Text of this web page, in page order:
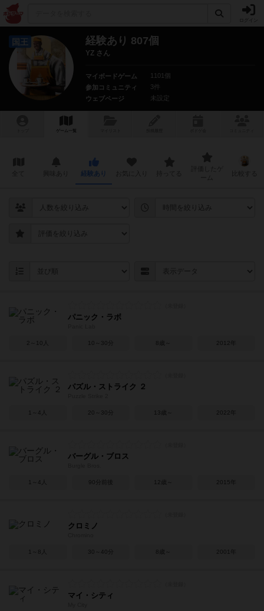
国王 経験あり 807個
YZ さん
マイボードゲーム
1101個
参加コミュニティ
3件
ウェブページ
未設定
ゲーム一覧
経験あり
パニック・ラボ
2～10人 10～30分 8歳～ 2012年
パズル・ストライク ２
1～4人 20～30分 13歳～ 2022年
バーグル・ブロス
1～4人 90分前後 12歳～ 2015年
クロミノ
1～8人 30～40分 8歳～ 2001年
マイ・シティ